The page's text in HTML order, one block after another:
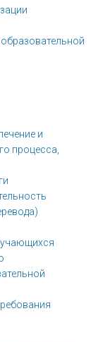
и
процесса,